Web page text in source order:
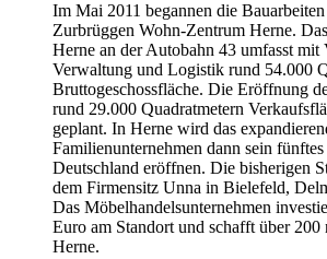
Im Mai 2011 begannen die Bauarbeiten
Zurbrüggen Wohn-Zentrum Herne.
Herne an der Autobahn 43 umfasst mit
Verwaltung und Logistik rund 54.000
Bruttogeschossfläche. Die Eröffnung
rund 29.000 Quadratmetern
geplant. In Herne wird das
Familienunternehmen dann sein
Deutschland eröffnen. Die bisherigen
dem Firmensitz Unna in Bielefeld,
Das Möbelhandelsunternehmen
Euro am Standort und schafft über 200
Herne.